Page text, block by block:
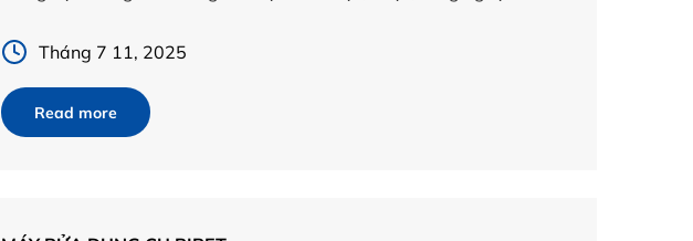
Tháng 7 11, 2025
Read more